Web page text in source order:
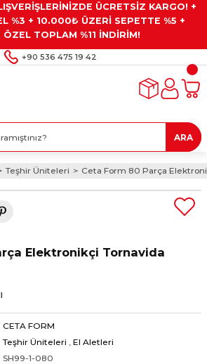
ÜCRETSİZ KARGO! +
%3 + 10.000₺ ÜZERİ SEPETTE %5 +
ÖZEL TOPLAM %11 İNDİRİM!
+90 536 475 19 42
Geri Dön
Geri Dön
Geri Dön
Geri Dön
Geri Dön
ARA
Teşhir Üniteleri Ceta Form 80 Parça
Elektronikçi Tornavida
CETA FORM
Teşhir Üniteleri , El Aletleri
SH99-1-080